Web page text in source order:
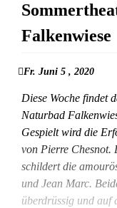
Falkenwiese
Fr. Juni 5 , 2020
Diese Woche findet
Naturbad
Gespielt wird die
von Pierre Chesnot.
schildert die
und Jean Marc.
überdrüssig und